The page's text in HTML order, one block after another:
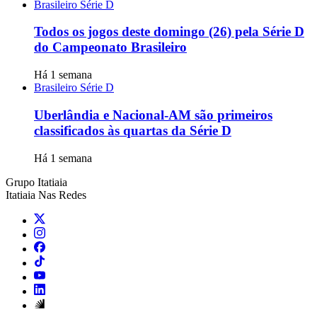
Brasileiro Série D
Todos os jogos deste domingo (26) pela Série D
do Campeonato Brasileiro
Há 1 semana
Brasileiro Série D
Uberlândia e Nacional-AM são primeiros
classificados às quartas da Série D
Há 1 semana
Grupo Itatiaia
Itatiaia Nas Redes